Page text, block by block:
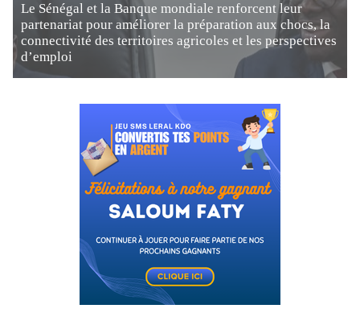
Le Sénégal et la Banque mondiale renforcent leur
partenariat pour améliorer la préparation aux chocs, la
connectivité des territoires agricoles et les perspectives
d’emploi